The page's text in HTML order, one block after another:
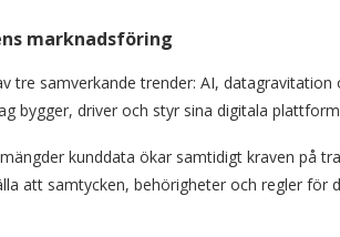
marknadsföring
tre samverkande trender: AI,
bygger, driver och styr sina digitala
kunddata ökar samtidigt kraven på
att samtycken, behörigheter och regler för